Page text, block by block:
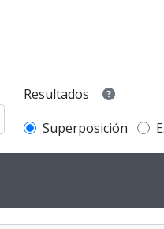
Resultados
Superposición